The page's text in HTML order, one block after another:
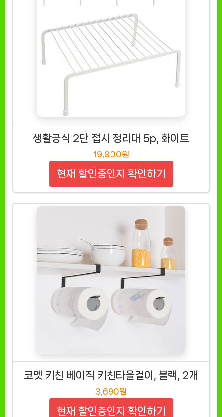
생활공식 2단 접시 정리대 5p, 화이트
19,800원
현재 할인중인지 확인하기
코멧 키친 베이직 키친타올걸이, 블랙, 2개
3,690원
현재 할인중인지 확인하기